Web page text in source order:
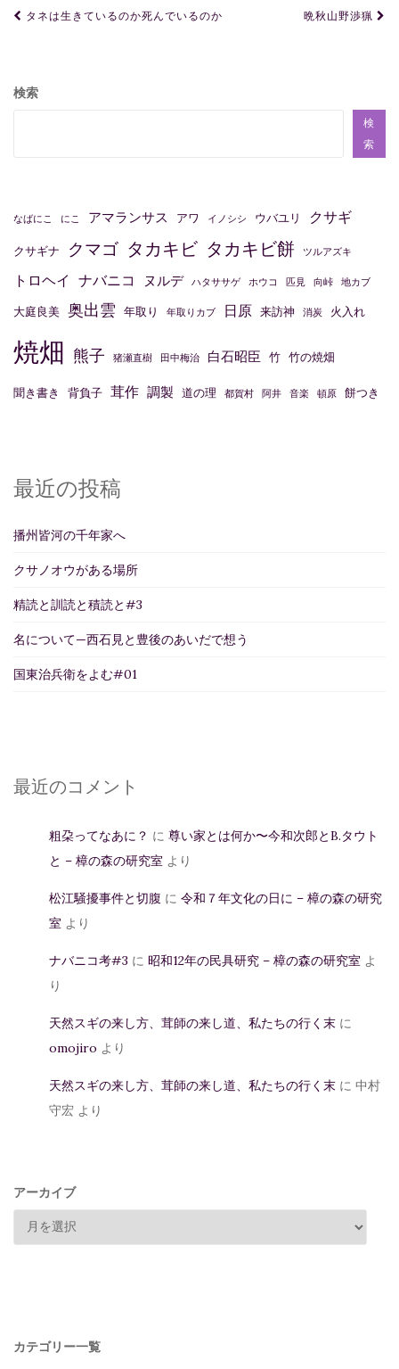
投
ビ
ン
タネは生きているのか死んでいるのか 晩秋山野渉猟
検索
検
索
なばにこ にこ アマランサス アワ イノシシ ウバユリ クサギ
クサギナ クマゴ タカキビ タカキビ餅 ツルアズキ
トロヘイ ナバニコ ヌルデ ハタササゲ ホウコ 匹見 向峠 地カブ
大庭良美 奥出雲 年取り 年取りカブ 日原 来訪神 消炭 火入れ
焼畑 熊子 猪瀬直樹 田中梅治 白石昭臣 竹 竹の焼畑
聞き書き 背負子 茸作 調製 道の理 都賀村 阿井 音楽 頓原 餅つき
最近の投稿
播州皆河の千年家へ
クサノオウがある場所
精読と訓読と積読と#3
名について—西石見と豊後のあいだで想う
国東治兵衛をよむ#01
最近のコメント
粗朶ってなあに？ に 尊い家とは何か〜今和次郎とB.タウト
と – 樟の森の研究室 より
松江騒擾事件と切腹 に 令和７年文化の日に – 樟の森の研究
室 より
ナバニコ考#3 に 昭和12年の民具研究 – 樟の森の研究室 よ
り
天然スギの来し方、茸師の来し道、私たちの行く末 に
omojiro より
天然スギの来し方、茸師の来し道、私たちの行く末 に 中村
守宏 より
アーカイブ
カテゴリー一覧